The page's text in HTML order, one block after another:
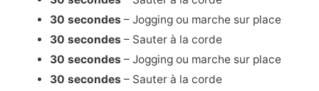
30 secondes – Jogging ou marche sur place
30 secondes – Sauter à la corde
30 secondes – Jogging ou marche sur place
30 secondes – Sauter à la corde